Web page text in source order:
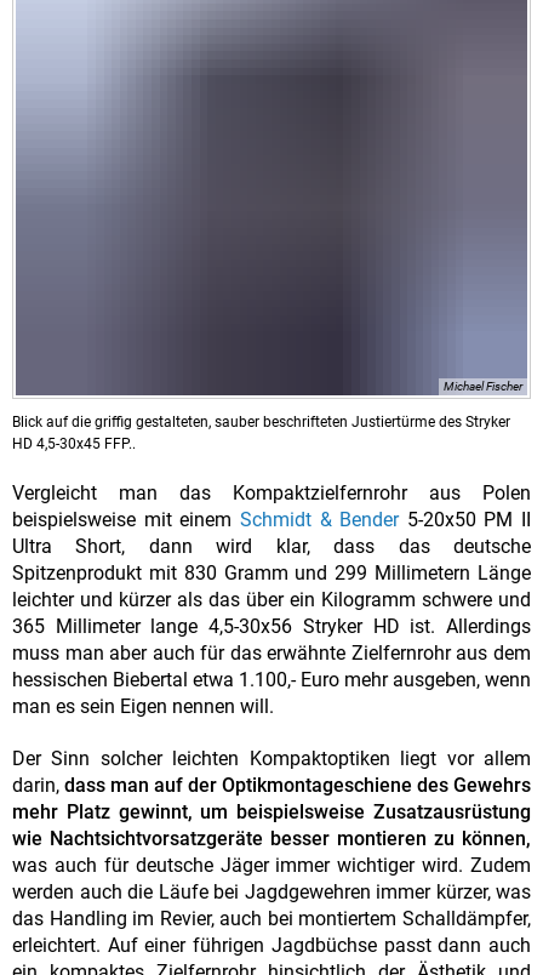
Michael Fischer
Blick auf die griffig gestalteten, sauber beschrifteten Justiertürme des Stryker
HD 4,5-30x45 FFP..
Vergleicht man das Kompaktzielfernrohr aus Polen
beispielsweise mit einem Schmidt & Bender5-20x50 PM II
Ultra Short, dann wird klar, dass das deutsche
Spitzenprodukt mit 830 Gramm und 299 Millimetern Länge
leichter und kürzer als das über ein Kilogramm schwere und
365 Millimeter lange 4,5-30x56 Stryker HD ist. Allerdings
muss man aber auch für das erwähnte Zielfernrohr aus dem
hessischen Biebertal etwa 1.100,- Euro mehr ausgeben, wenn
man es sein Eigen nennen will.
Der Sinn solcher leichten Kompaktoptiken liegt vor allem
darin, dass man auf der Optikmontageschiene des Gewehrs
mehr Platz gewinnt, um beispielsweise Zusatzausrüstung
wie Nachtsichtvorsatzgeräte besser montieren zu können,
was auch für deutsche Jäger immer wichtiger wird. Zudem
werden auch die Läufe bei Jagdgewehren immer kürzer, was
das Handling im Revier, auch bei montiertem Schalldämpfer,
erleichtert. Auf einer führigen Jagdbüchse passt dann auch